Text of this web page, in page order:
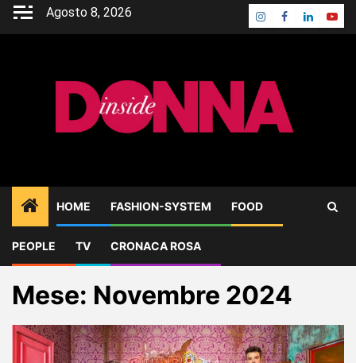
Skip
Agosto 8, 2026 Instagram
Facebook
Linkedin
HOME FASHION-SYSTEM FOOD
PEOPLE TV CRONACA ROSA
Home 2024 Novembre
Mese: Novembre 2024